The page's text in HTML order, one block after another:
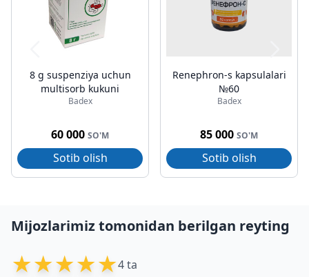
8 g suspenziya uchun
multisorb kukuni
Badex
60 000 SO'M
Sotib olish
Renephron-s kapsulalari
№60
Badex
85 000 SO'M
Sotib olish
Mijozlarimiz tomonidan berilgan reyting
★★★★★4 ta